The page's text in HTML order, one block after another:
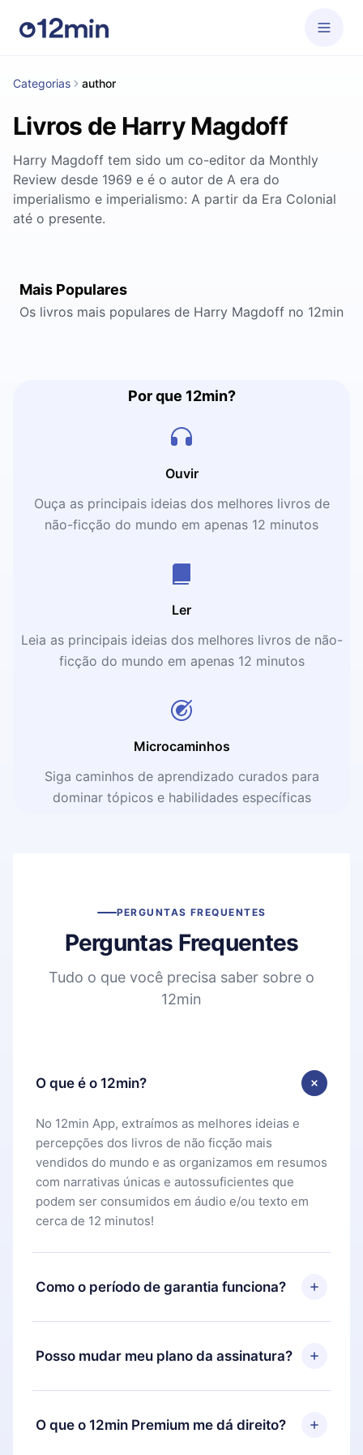
Categorias author
Livros de Harry Magdoff
Harry Magdoff tem sido um co-editor da Monthly
Review desde 1969 e é o autor de A era do
imperialismo e imperialismo: A partir da Era Colonial
até o presente.
Mais Populares
Os livros mais populares de Harry Magdoff no 12min
Por que 12min?
Ouvir
Ouça as principais ideias dos melhores livros de
não-ficção do mundo em apenas 12 minutos
Ler
Leia as principais ideias dos melhores livros de não-
ficção do mundo em apenas 12 minutos
Microcaminhos
Siga caminhos de aprendizado curados para
dominar tópicos e habilidades específicas
PERGUNTAS FREQUENTES
Perguntas Frequentes
Tudo o que você precisa saber sobre o
12min
O que é o 12min?
No 12min App, extraímos as melhores ideias e
percepções dos livros de não ficção mais
vendidos do mundo e as organizamos em resumos
com narrativas únicas e autossuficientes que
podem ser consumidos em áudio e/ou texto em
cerca de 12 minutos!
Como o período de garantia funciona?
Você pode baixar nosso aplicativo e começar a
aproveitar nossa biblioteca. Se por algum motivo
não ficar satisfeito com nossa plataforma, basta
e solicitar o reembolso do valor. Você receberá
Posso mudar meu plano da assinatura?
Sim, mas a mudança só se aplicará a partir do
próximo período de cobrança. Por exemplo, se
você decidiu mudar sua assinatura mensal para
O que o 12min Premium me dá direito?